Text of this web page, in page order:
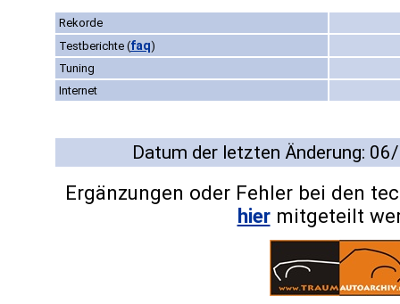
Rekorde
Testberichte (faq)
Tuning
Internet
Datum der letzten Änderung:
Ergänzungen oder Fehler bei den
hiermitgeteilt